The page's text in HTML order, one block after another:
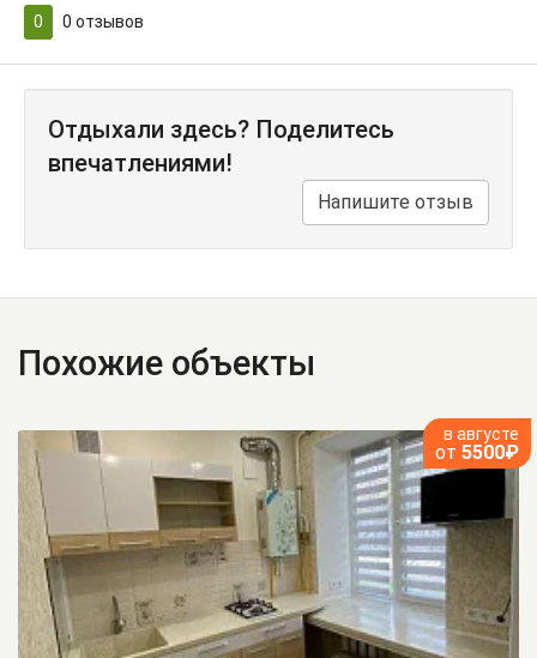
0 0 отзывов
Отдыхали здесь? Поделитесь
впечатлениями!
Напишите отзыв
Похожие объекты
в августе
от 5500₽